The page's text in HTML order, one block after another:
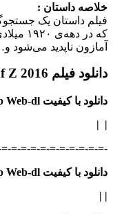
خلاصه داستان :
فیلم داستان یک
که در
آمازون ناپدید می‌شود
دانلود فیلم The Lost City Of Z 2016
دانلود با کیفیت ۷۲۰p Web-dl ریلیز F2M
|
|
=-=-=-=-=-=-=-=-=-=-
دانلود با کیفیت ۱۰۸۰p Web-dl ریلیز FGT
|
|